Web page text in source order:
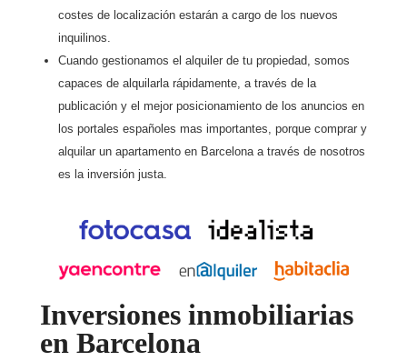
costes de localización estarán a cargo de los nuevos
inquilinos.
Cuando gestionamos el alquiler de tu propiedad, somos
capaces de alquilarla rápidamente, a través de la
publicación y el mejor posicionamiento de los anuncios en
los portales españoles mas importantes, porque comprar y
alquilar un apartamento en Barcelona a través de nosotros
es la inversión justa.
Inversiones inmobiliarias
en Barcelona